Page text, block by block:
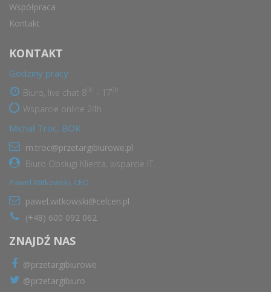
Współpraca
Kontakt
KONTAKT
Godziny pracy
Biuro, live chat 8 - 17
Wsparcie online 24h
Michał Troc, BOK
m.troc@przetargibiurowe.pl
Biuro Obsługi Klienta, wsparcie IT.
Paweł Witkowski, CEO
pawel.witkowski@celcen.pl
(+48) 600 092 062
ZNAJDŹ NAS
@przetargibiurowe
@przetargibiuro